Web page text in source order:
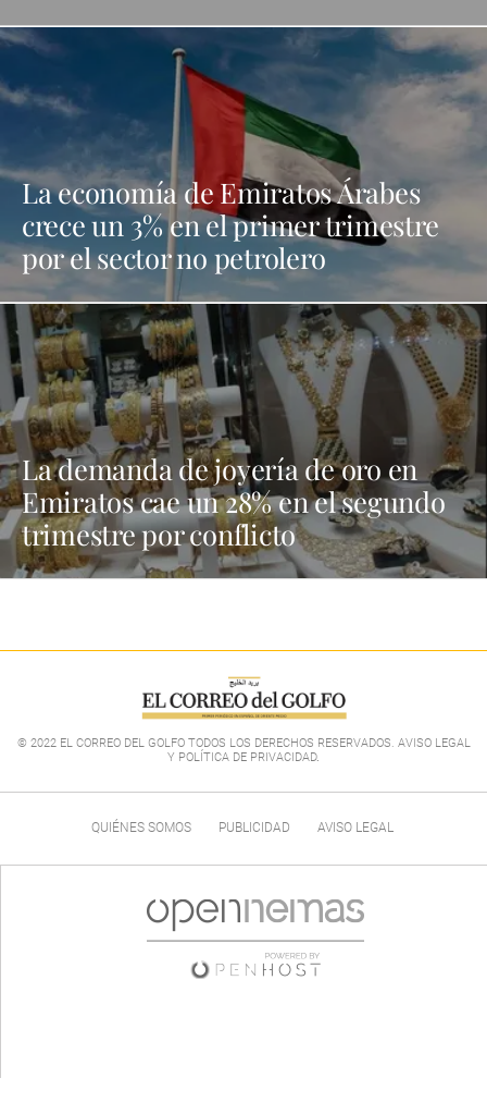
La economía de Emiratos Árabes
crece un 3% en el primer trimestre
por el sector no petrolero
La demanda de joyería de oro en
Emiratos cae un 28% en el segundo
trimestre por conflicto
© 2022 EL CORREO DEL GOLFO TODOS LOS DERECHOS RESERVADOS. AVISO LEGAL
Y POLÍTICA DE PRIVACIDAD.
QUIÉNES SOMOS PUBLICIDAD AVISO LEGAL